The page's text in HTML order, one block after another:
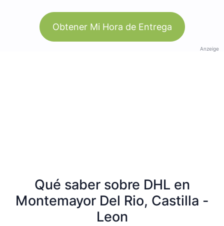
Obtener Mi Hora de Entrega
Anzeige
Qué saber sobre DHL en
Montemayor Del Rio, Castilla -
Leon